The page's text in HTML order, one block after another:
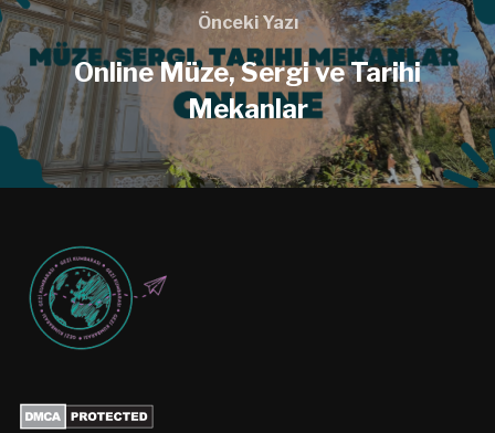
Önceki Yazı
Online Müze, Sergi ve Tarihi
Mekanlar